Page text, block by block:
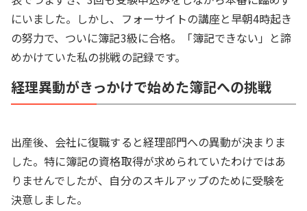
にいました。しかし、フォーサイトの講座と早朝4時起き
の努力で、ついに簿記3級に合格。「簿記できない」と諦
めかけていた私の挑戦の記録です。
経理異動がきっかけで始めた簿記への挑戦
出産後、会社に復職すると経理部門への異動が決まりま
した。特に簿記の資格取得が求められていたわけではあ
りませんでしたが、自分のスキルアップのために受験を
決意しました。